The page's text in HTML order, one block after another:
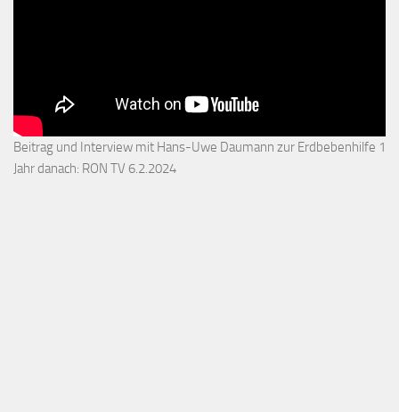
Beitrag und Interview mit Hans-Uwe Daumann zur Erdbebenhilfe 1
Jahr danach: RON TV 6.2.2024